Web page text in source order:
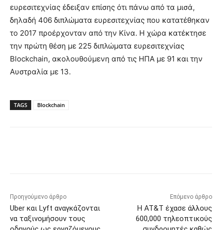
ευρεσιτεχνίας έδειξαν επίσης ότι πάνω από τα μισά,
δηλαδή 406 διπλώματα ευρεσιτεχνίας που κατατέθηκαν
το 2017 προέρχονταν από την Κίνα. Η χώρα κατέκτησε
την πρώτη θέση με 225 διπλώματα ευρεσιτεχνίας
Blockchain, ακολουθούμενη από τις ΗΠΑ με 91 και την
Αυστραλία με 13.
TAGS Blockchain
Προηγούμενο άρθρο
Uber και Lyft αναγκάζονται
να ταξινομήσουν τους
Επόμενο άρθρο
Η AT&T έχασε άλλους
600,000 τηλεοπτικούς